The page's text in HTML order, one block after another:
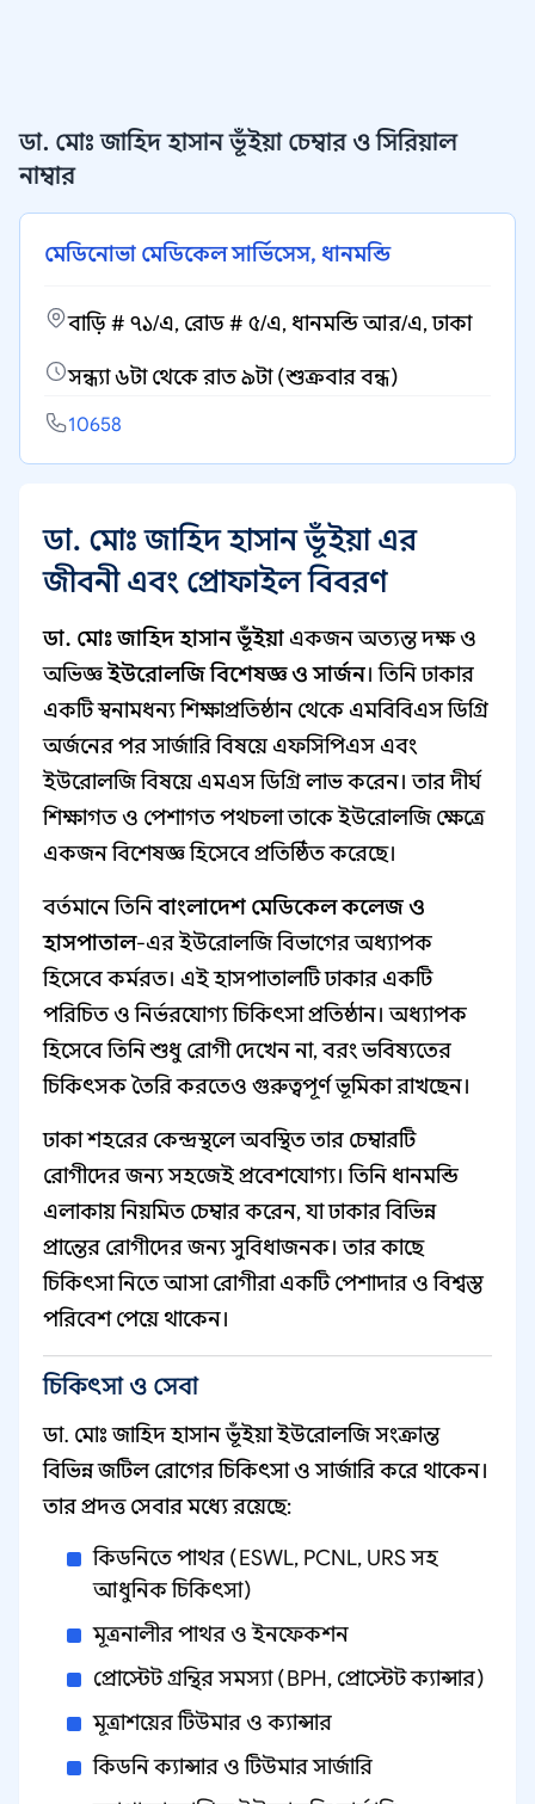
ডা. মোঃ জাহিদ হাসান ভূঁইয়া চেম্বার ও সিরিয়াল
নাম্বার
মেডিনোভা মেডিকেল সার্ভিসেস, ধানমন্ডি
বাড়ি # ৭১/এ, রোড # ৫/এ, ধানমন্ডি আর/এ, ঢাকা
সন্ধ্যা ৬টা থেকে রাত ৯টা (শুক্রবার বন্ধ)
10658
ডা. মোঃ জাহিদ হাসান ভূঁইয়া এর
জীবনী এবং প্রোফাইল বিবরণ
ডা. মোঃ জাহিদ হাসান ভূঁইয়া একজন অত্যন্ত দক্ষ ও
অভিজ্ঞইউরোলজি বিশেষজ্ঞ ও সার্জন। তিনি ঢাকার
একটি স্বনামধন্য শিক্ষাপ্রতিষ্ঠান থেকে এমবিবিএস ডিগ্রি
অর্জনের পর সার্জারি বিষয়ে এফসিপিএস এবং
ইউরোলজি বিষয়ে এমএস ডিগ্রি লাভ করেন। তার দীর্ঘ
শিক্ষাগত ও পেশাগত পথচলা তাকে ইউরোলজি ক্ষেত্রে
একজন বিশেষজ্ঞ হিসেবে প্রতিষ্ঠিত করেছে।
বর্তমানে তিনিবাংলাদেশ মেডিকেল কলেজ ও
হাসপাতাল-এর ইউরোলজি বিভাগের অধ্যাপক
হিসেবে কর্মরত। এই হাসপাতালটি ঢাকার একটি
পরিচিত ও নির্ভরযোগ্য চিকিৎসা প্রতিষ্ঠান। অধ্যাপক
হিসেবে তিনি শুধু রোগী দেখেন না, বরং ভবিষ্যতের
চিকিৎসক তৈরি করতেও গুরুত্বপূর্ণ ভূমিকা রাখছেন।
ঢাকা শহরের কেন্দ্রস্থলে অবস্থিত তার চেম্বারটি
রোগীদের জন্য সহজেই প্রবেশযোগ্য। তিনি ধানমন্ডি
এলাকায় নিয়মিত চেম্বার করেন, যা ঢাকার বিভিন্ন
প্রান্তের রোগীদের জন্য সুবিধাজনক। তার কাছে
চিকিৎসা নিতে আসা রোগীরা একটি পেশাদার ও বিশ্বস্ত
পরিবেশ পেয়ে থাকেন।
চিকিৎসা ও সেবা
ডা. মোঃ জাহিদ হাসান ভূঁইয়া ইউরোলজি সংক্রান্ত
বিভিন্ন জটিল রোগের চিকিৎসা ও সার্জারি করে থাকেন।
তার প্রদত্ত সেবার মধ্যে রয়েছে:
কিডনিতে পাথর (ESWL, PCNL, URS সহ
আধুনিক চিকিৎসা)
মূত্রনালীর পাথর ও ইনফেকশন
প্রোস্টেট গ্রন্থির সমস্যা (BPH, প্রোস্টেট ক্যান্সার)
মূত্রাশয়ের টিউমার ও ক্যান্সার
কিডনি ক্যান্সার ও টিউমার সার্জারি